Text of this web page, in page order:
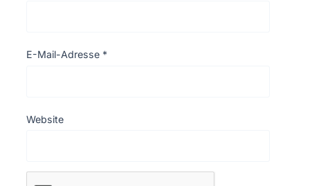
E-Mail-Adresse *
Website